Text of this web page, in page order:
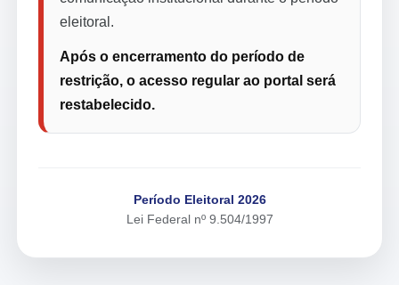
eleitoral.
Após o encerramento do período de
restrição, o acesso regular ao portal será
restabelecido.
Período Eleitoral 2026
Lei Federal nº 9.504/1997